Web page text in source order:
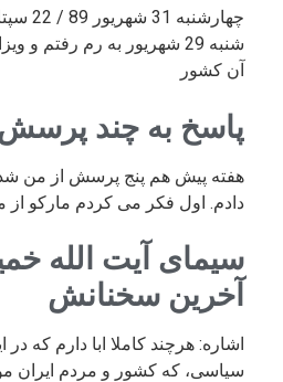
شنبه 29 شهریور به رم رفتم
آن کشور
پاسخ به چند پرسش
هفته پیش هم پنج پرسش از من
دادم. اول فکر می کردم مارکو از
سیمای آیت الله
آخرین سخنانش
اشاره: هرچند کاملا ابا دارم که
سیاسی، که کشور و مردم ایران